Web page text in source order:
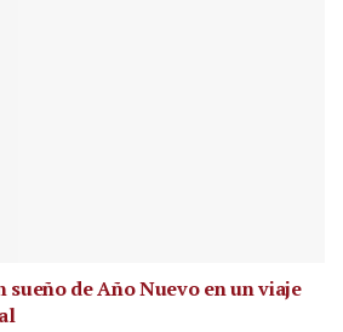
sueño de Año Nuevo en un viaje